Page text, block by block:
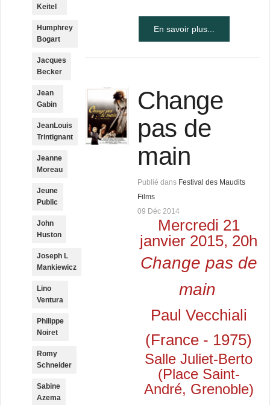
En savoir plus...
Change
pas de
main
Publié dans Festival des Maudits
Films
09 Déc 2014
Mercredi 21
janvier 2015, 20h
Change pas de
main
Paul Vecchiali
(France - 1975)
Salle Juliet-Berto
(Place Saint-
André, Grenoble)
Keitel
Humphrey
Bogart
Jacques
Becker
Jean
Gabin
JeanLouis
Trintignant
Jeanne
Moreau
Jeune
Public
John
Huston
Joseph L
Mankiewicz
Lino
Ventura
Philippe
Noiret
Romy
Schneider
Sabine
Azema